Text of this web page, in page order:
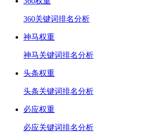
360关键词排名分析
神马权重
神马关键词排名分析
头条权重
头条关键词排名分析
必应权重
必应关键词排名分析